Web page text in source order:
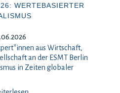
WERTEBASIERTER
aus Wirtschaft,
an der ESMT Berlin
in Zeiten globaler